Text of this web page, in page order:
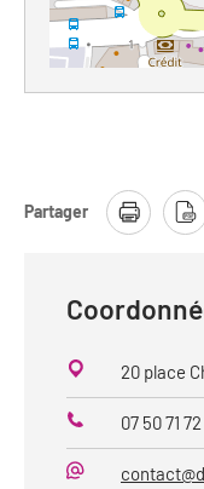
Partager
20 place
Téléphone
07 50 71 72